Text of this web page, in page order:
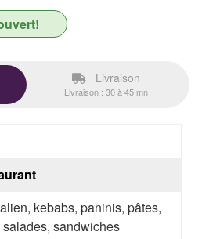
Livraison
Livraison : 30 à 45 mn
kebabs, paninis, pâtes,
sandwiches